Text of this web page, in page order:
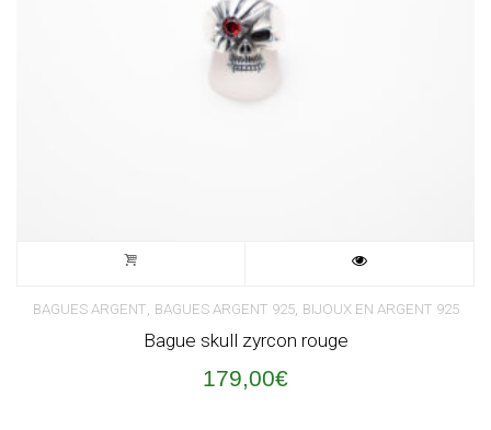
BAGUES ARGENT, BAGUES ARGENT 925, BIJOUX EN ARGENT 925
Bague skull zyrcon rouge
179,00€